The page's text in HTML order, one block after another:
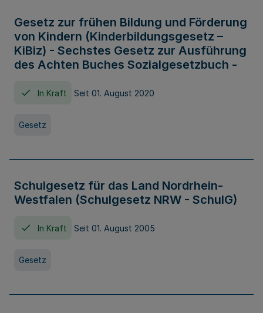
Gesetz zur frühen Bildung und Förderung
von Kindern (Kinderbildungsgesetz –
KiBiz) - Sechstes Gesetz zur Ausführung
des Achten Buches Sozialgesetzbuch -
In Kraft Seit 01. August 2020
Gesetz
Schulgesetz für das Land Nordrhein-
Westfalen (Schulgesetz NRW - SchulG)
In Kraft Seit 01. August 2005
Gesetz